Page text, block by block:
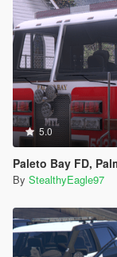
5.0
Paleto Bay FD, Palmer-
By StealthyEagle97